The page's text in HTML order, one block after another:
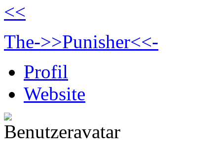
<<
The->>Punisher<<-
Profil
Website